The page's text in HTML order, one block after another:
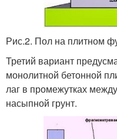
Рис.2. Пол на плитном
Третий вариант
монолитной бетонной
лаг в промежутках
насыпной грунт.